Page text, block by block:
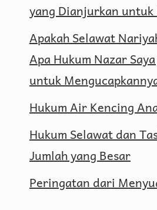
yang Dianjurkan untuk
Apakah Selawat
Apa Hukum Nazar
untuk
Hukum Air Kencing
Hukum Selawat dan
Jumlah yang Besar
Peringatan dari